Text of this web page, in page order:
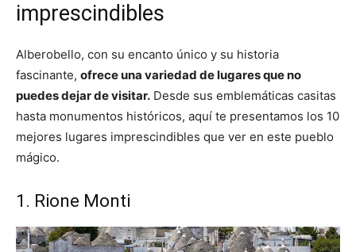
imprescindibles
Alberobello, con su encanto único y su historia
fascinante, ofrece una variedad de lugares que no
puedes dejar de visitar. Desde sus emblemáticas casitas
hasta monumentos históricos, aquí te presentamos los 10
mejores lugares imprescindibles que ver en este pueblo
mágico.
1. Rione Monti